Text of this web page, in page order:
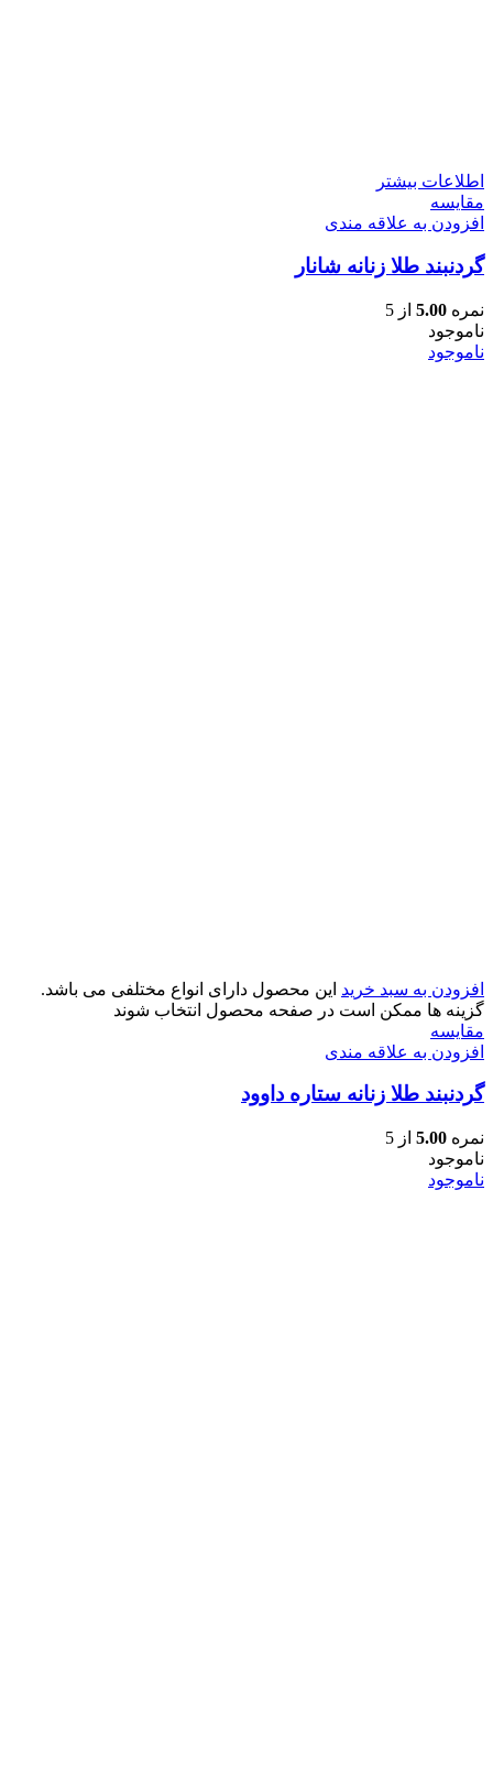
اطلاعات بیشتر
مقایسه
افزودن به علاقه مندی
گردنبند طلا زنانه شانار
نمره 5.00 از 5
ناموجود
ناموجود
افزودن به سبد خرید این محصول دارای انواع مختلفی می باشد.
گزینه ها ممکن است در صفحه محصول انتخاب شوند
مقایسه
افزودن به علاقه مندی
گردنبند طلا زنانه ستاره داوود
نمره 5.00 از 5
ناموجود
ناموجود